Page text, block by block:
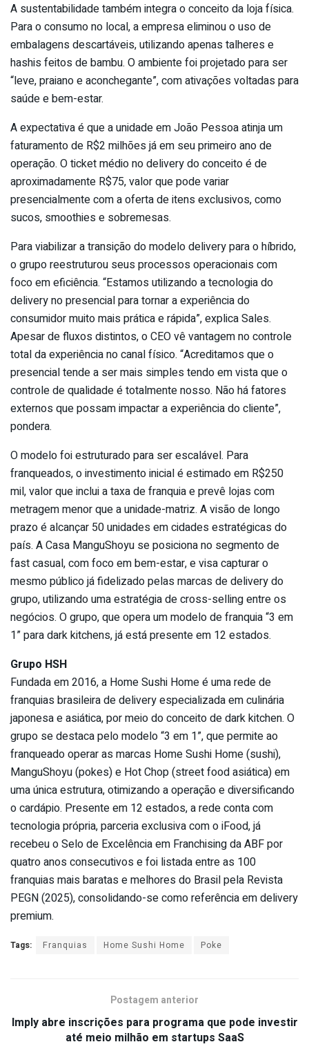
A sustentabilidade também integra o conceito da loja física.
Para o consumo no local, a empresa eliminou o uso de
embalagens descartáveis, utilizando apenas talheres e
hashis feitos de bambu. O ambiente foi projetado para ser
“leve, praiano e aconchegante”, com ativações voltadas para
saúde e bem-estar.
A expectativa é que a unidade em João Pessoa atinja um
faturamento de R$2 milhões já em seu primeiro ano de
operação. O ticket médio no delivery do conceito é de
aproximadamente R$75, valor que pode variar
presencialmente com a oferta de itens exclusivos, como
sucos, smoothies e sobremesas.
Para viabilizar a transição do modelo delivery para o híbrido,
o grupo reestruturou seus processos operacionais com
foco em eficiência. “Estamos utilizando a tecnologia do
delivery no presencial para tornar a experiência do
consumidor muito mais prática e rápida”, explica Sales.
Apesar de fluxos distintos, o CEO vê vantagem no controle
total da experiência no canal físico. “Acreditamos que o
presencial tende a ser mais simples tendo em vista que o
controle de qualidade é totalmente nosso. Não há fatores
externos que possam impactar a experiência do cliente”,
pondera.
O modelo foi estruturado para ser escalável. Para
franqueados, o investimento inicial é estimado em R$250
mil, valor que inclui a taxa de franquia e prevê lojas com
metragem menor que a unidade-matriz. A visão de longo
prazo é alcançar 50 unidades em cidades estratégicas do
país. A Casa ManguShoyu se posiciona no segmento de
fast casual, com foco em bem-estar, e visa capturar o
mesmo público já fidelizado pelas marcas de delivery do
grupo, utilizando uma estratégia de cross-selling entre os
negócios. O grupo, que opera um modelo de franquia “3 em
1” para dark kitchens, já está presente em 12 estados.
Grupo HSH
Fundada em 2016, a Home Sushi Home é uma rede de
franquias brasileira de delivery especializada em culinária
japonesa e asiática, por meio do conceito de dark kitchen. O
grupo se destaca pelo modelo “3 em 1”, que permite ao
franqueado operar as marcas Home Sushi Home (sushi),
ManguShoyu (pokes) e Hot Chop (street food asiática) em
uma única estrutura, otimizando a operação e diversificando
o cardápio. Presente em 12 estados, a rede conta com
tecnologia própria, parceria exclusiva com o iFood, já
recebeu o Selo de Excelência em Franchising da ABF por
quatro anos consecutivos e foi listada entre as 100
franquias mais baratas e melhores do Brasil pela Revista
PEGN (2025), consolidando-se como referência em delivery
premium.
Tags: Franquias Home Sushi Home Poke
Postagem anterior
Imply abre inscrições para programa que pode investir
até meio milhão em startups SaaS